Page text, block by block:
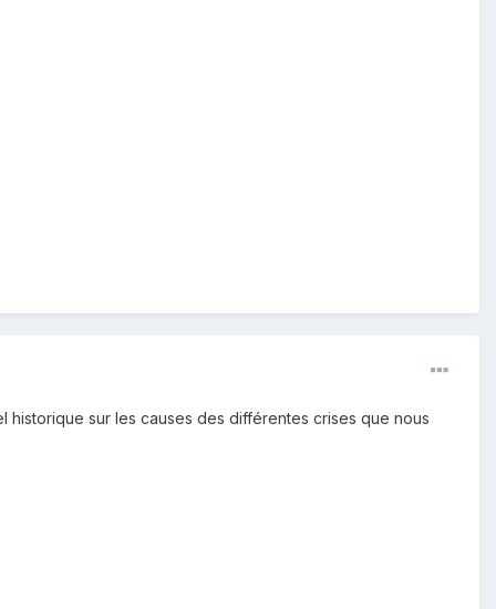
sur les causes des différentes crises que nous